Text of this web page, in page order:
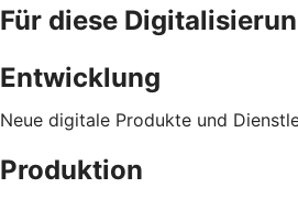
Für diese
Entwicklung
Neue digitale Produkte und
Produktion